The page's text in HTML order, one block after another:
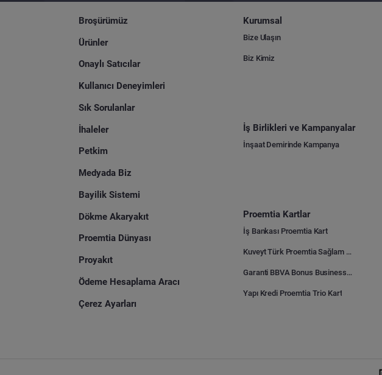
Broşürümüz
Ürünler
Onaylı Satıcılar
Kullanıcı Deneyimleri
Sık Sorulanlar
İhaleler
Petkim
Medyada Biz
Bayilik Sistemi
Dökme Akaryakıt
Proemtia Dünyası
Proyakıt
Ödeme Hesaplama Aracı
Çerez Ayarları
Kurumsal
Bize Ulaşın
Biz Kimiz
İş Birlikleri ve Kampanyalar
İnşaat Demirinde Kampanya
Proemtia Kartlar
İş Bankası Proemtia Kart
Kuveyt Türk Proemtia Sağlam Bayi Kart
Garanti BBVA Bonus Business Proemtia Bayi Kart
Yapı Kredi Proemtia Trio Kart